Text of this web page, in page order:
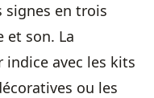
signes en trois
et son. La
indice avec les kits
ou les